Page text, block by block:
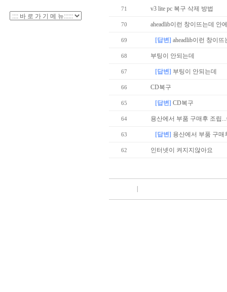
71 v3 lite pc 복구 삭제 방법
70 aheadlib이런 창이뜨는데 안
69 [답변] aheadlib이런 창이
68 부팅이 안되는데
67 [답변] 부팅이 안되는데
66 CD복구
65 [답변] CD복구
64 용산에서 부품 구매후 조립
63 [답변] 용산에서 부품 구매
62 인터넷이 켜지지않아요